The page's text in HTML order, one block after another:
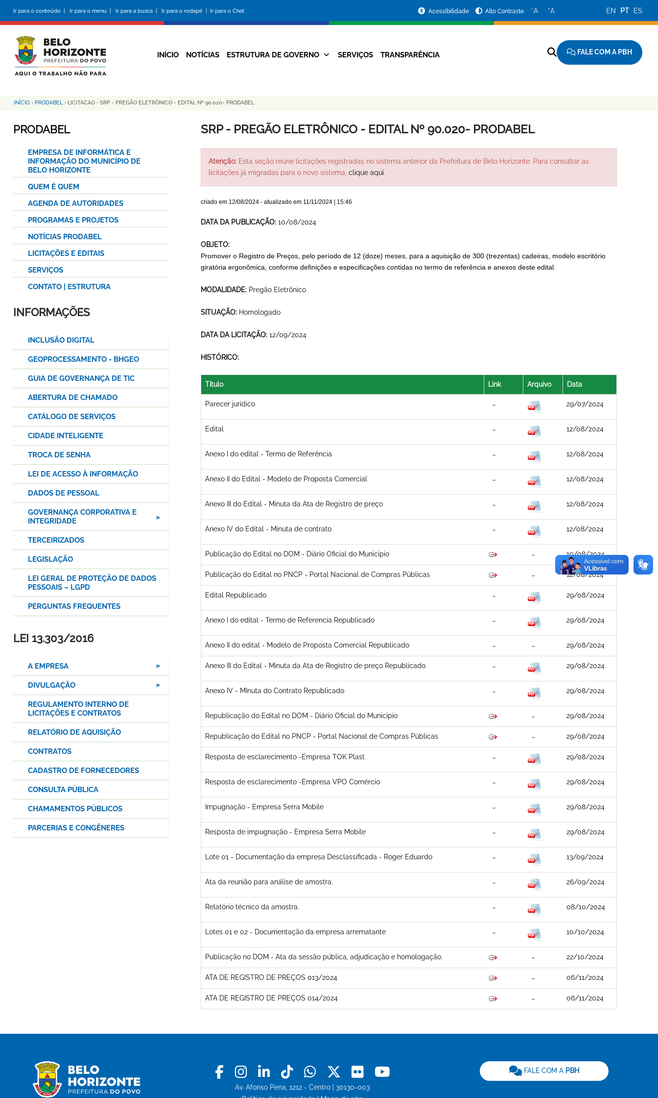
conteúdo
principal
Ir para o conteúdo | Ir para o menu | Ir para a busca | Ir para o rodapé | Ir para o Chat
da
Prefeitura
Acessibilidade Alto Contraste −A +A EN PT ES
Navegação
INÍCIO NOTÍCIAS ESTRUTURA DE GOVERNO SERVIÇOS TRANSPARÊNCIA FALE COM A PBH
Trilha
de
INÍCIO - PRODABEL - LICITACAO - SRP - PREGÃO ELETRÔNICO - EDITAL Nº 90.020- PRODABEL
SRP - PREGÃO ELETRÔNICO - EDITAL Nº 90.020- PRODABEL
Atenção:Esta seção reúne licitações registradas no sistema anterior da Prefeitura de Belo Horizonte. Para consultar as
licitações já migradas para o novo sistema, clique aqui.
criado em 12/08/2024- atualizado em 11/11/2024 | 15:46
DATA DA PUBLICAÇÃO: 10/08/2024
OBJETO:
Promover o Registro de Preços, pelo período de 12 (doze) meses, para a aquisição de 300 (trezentas) cadeiras, modelo escritório
giratória ergonômica, conforme definições e especificações contidas no termo de referência e anexos deste edital.
MODALIDADE: Pregão Eletrônico
SITUAÇÃO: Homologado
DATA DA LICITAÇÃO: 12/09/2024
HISTÓRICO:
Título Link Arquivo Data
Parecer jurídico 29/07/2024
Edital 12/08/2024
Anexo I do edital - Termo de Referência 12/08/2024
Anexo II do Edital - Modelo de Proposta Comercial 12/08/2024
Anexo III do Edital - Minuta da Ata de Registro de preço 12/08/2024
Anexo IV do Edital - Minuta de contrato 12/08/2024
Publicação do Edital no DOM - Diário Oficial do Municipio 10/08/2024
Publicação do Edital no PNCP - Portal Nacional de Compras Públicas 12/08/2024
Edital Republicado 29/08/2024
Anexo I do edital - Termo de Referencia Republicado 29/08/2024
Anexo II do edital - Modelo de Proposta Comercial Republicado 29/08/2024
Anexo III do Edital - Minuta da Ata de Registro de preço Republicado 29/08/2024
Anexo IV - MInuta do Contrato Republicado 29/08/2024
Republicação do Edital no DOM - Diário Oficial do Municipio 29/08/2024
Republicação do Edital no PNCP - Portal Nacional de Compras Públicas 29/08/2024
Resposta de esclarecimento -Empresa TOK Plast 29/08/2024
Resposta de esclarecimento -Empresa VPO Comércio 29/08/2024
Impugnação - Empresa Serra Mobile 29/08/2024
Resposta de impugnação - Empresa Serra Mobile 29/08/2024
Lote 01 - Documentação da empresa Desclassificada - Roger Eduardo 13/09/2024
Ata da reunião para análise de amostra. 26/09/2024
Relatório técnico da amostra. 08/10/2024
Lotes 01 e 02 - Documentação da empresa arrematante 10/10/2024
Publicação no DOM - Ata da sessão pública, adjudicação e homologação. 22/10/2024
ATA DE REGISTRO DE PREÇOS 013/2024 06/11/2024
ATA DE REGISTRO DE PREÇOS 014/2024 06/11/2024
PRODABEL
EMPRESA DE INFORMÁTICA E
INFORMAÇÃO DO MUNICÍPIO DE
BELO HORIZONTE
QUEM É QUEM
AGENDA DE AUTORIDADES
PROGRAMAS E PROJETOS
NOTÍCIAS PRODABEL
LICITAÇÕES E EDITAIS
SERVIÇOS
CONTATO | ESTRUTURA
INFORMAÇÕES
INCLUSÃO DIGITAL
GEOPROCESSAMENTO - BHGEO
GUIA DE GOVERNANÇA DE TIC
ABERTURA DE CHAMADO
CATÁLOGO DE SERVIÇOS
CIDADE INTELIGENTE
TROCA DE SENHA
LEI DE ACESSO À INFORMAÇÃO
DADOS DE PESSOAL
GOVERNANÇA CORPORATIVA E
INTEGRIDADE
TERCEIRIZADOS
LEGISLAÇÃO
LEI GERAL DE PROTEÇÃO DE DADOS
PESSOAIS – LGPD
PERGUNTAS FREQUENTES
LEI 13.303/2016
A EMPRESA
DIVULGAÇÃO
REGULAMENTO INTERNO DE
LICITAÇÕES E CONTRATOS
RELATÓRIO DE AQUISIÇÃO
CONTRATOS
CADASTRO DE FORNECEDORES
CONSULTA PÚBLICA
CHAMAMENTOS PÚBLICOS
PARCERIAS E CONGÊNERES
Facebook
Instagram
LinkedinTiktokWhatsapp
X Flickr
Av. Afonso Pena, 1212 - Centro | 30130-003
FALE COM A PBH